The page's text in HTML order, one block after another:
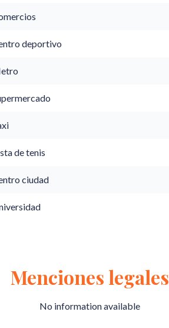
deportivo
de tenis
ciudad
Menciones legales
No information available